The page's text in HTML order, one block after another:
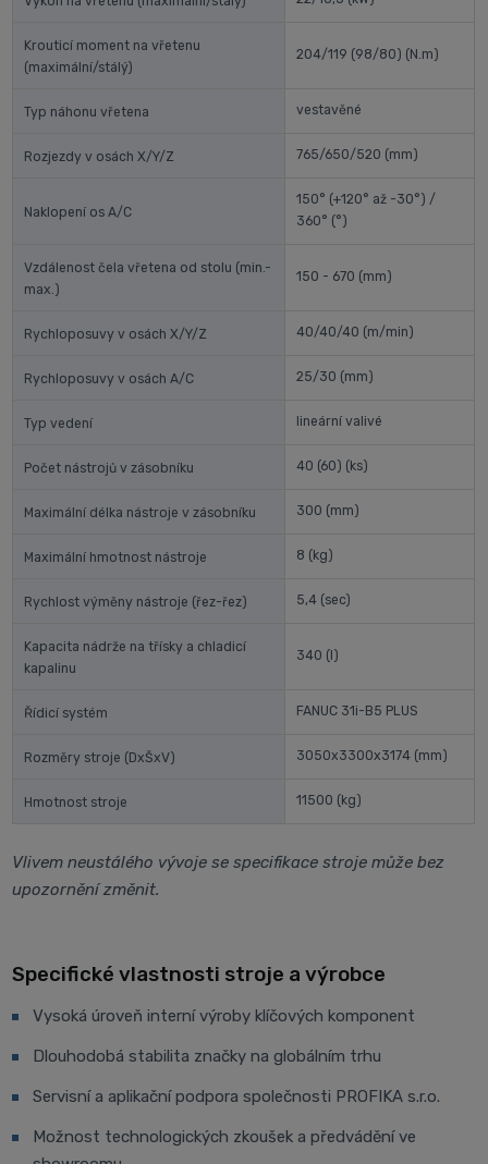
Krouticí moment na vřetenu
(maximální/stálý)
204/119 (98/80) (N.m)
Typ náhonu vřetena vestavěné
Rozjezdy v osách X/Y/Z 765/650/520 (mm)
Naklopení os A/C
150° (+120° až -30°) /
360° (°)
Vzdálenost čela vřetena od stolu (min.-
max.)
150 - 670 (mm)
Rychloposuvy v osách X/Y/Z 40/40/40 (m/min)
Rychloposuvy v osách A/C 25/30 (mm)
Typ vedení lineární valivé
Počet nástrojů v zásobníku 40 (60) (ks)
Maximální délka nástroje v zásobníku 300 (mm)
Maximální hmotnost nástroje 8 (kg)
Rychlost výměny nástroje (řez-řez) 5,4 (sec)
Kapacita nádrže na třísky a chladicí
kapalinu
340 (l)
Řídicí systém FANUC 31i-B5 PLUS
Rozměry stroje (DxŠxV) 3050x3300x3174 (mm)
Hmotnost stroje 11500 (kg)
Vlivem neustálého vývoje se specifikace stroje může bez
upozornění změnit.
Specifické vlastnosti stroje a výrobce
Vysoká úroveň interní výroby klíčových komponent
Dlouhodobá stabilita značky na globálním trhu
Servisní a aplikační podpora společnosti PROFIKA s.r.o.
Možnost technologických zkoušek a předvádění ve